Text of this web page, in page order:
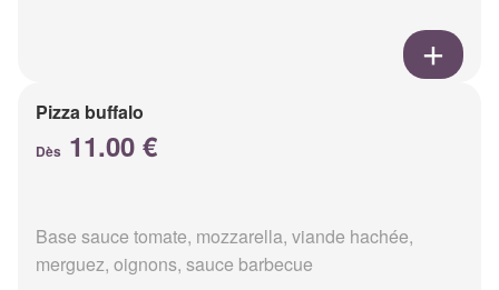
Pizza buffalo
Dès 11.00 €
Base sauce tomate, mozzarella, viande hachée,
merguez, oignons, sauce barbecue